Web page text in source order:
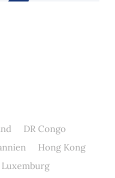
DR Congo
Hong Kong
Luxemburg